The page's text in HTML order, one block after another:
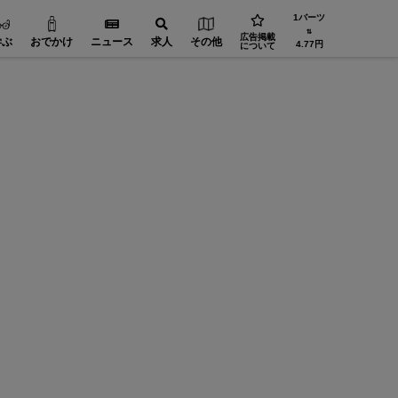
おでかけ ニュース 求人 その他
広告掲載
について
1バーツ
⇅
4.77円